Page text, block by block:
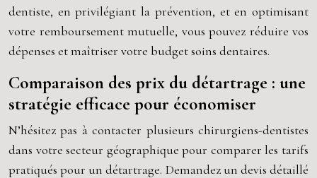
dentiste, en privilégiant la prévention, et en optimisant
votre remboursement mutuelle, vous pouvez réduire vos
dépenses et maîtriser votre budget soins dentaires.
Comparaison des prix du détartrage : une
stratégie efficace pour économiser
N’hésitez pas à contacter plusieurs chirurgiens-dentistes
dans votre secteur géographique pour comparer les tarifs
pratiqués pour un détartrage. Demandez un devis détaillé